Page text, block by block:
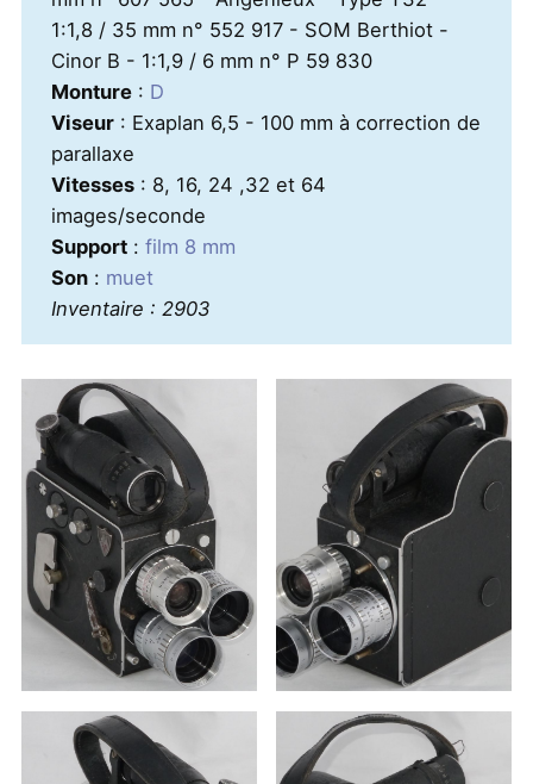
1:1,8 / 35 mm n° 552 917 - SOM Berthiot -
Cinor B - 1:1,9 / 6 mm n° P 59 830
Monture: D
Viseur: Exaplan 6,5 - 100 mm à correction de
parallaxe
Vitesses: 8, 16, 24 ,32 et 64
images/seconde
Support: film 8 mm
Son: muet
Inventaire : 2903